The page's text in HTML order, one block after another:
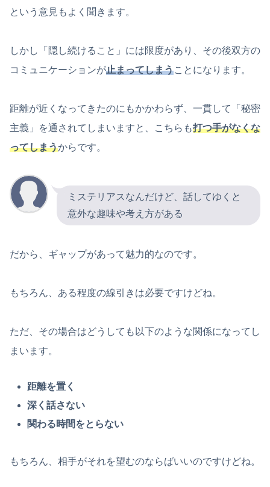
という意見もよく聞きます。
しかし「隠し続けること」には限度があり、その後双方の
コミュニケーションが止まってしまうことになります。
距離が近くなってきたのにもかかわらず、一貫して「秘密
主義」を通されてしまいますと、こちらも打つ手がなくな
ってしまうからです。
ミステリアスなんだけど、話してゆくと
意外な趣味や考え方がある
だから、ギャップがあって魅力的なのです。
もちろん、ある程度の線引きは必要ですけどね。
ただ、その場合はどうしても以下のような関係になってし
まいます。
距離を置く
深く話さない
関わる時間をとらない
もちろん、相手がそれを望むのならばいいのですけどね。